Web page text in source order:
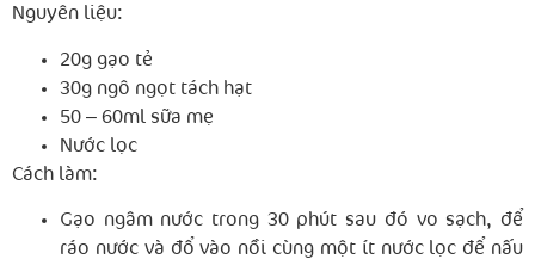
Nguyên liệu:
20g gạo tẻ
30g ngô ngọt tách hạt
50 – 60ml sữa mẹ
Nước lọc
Cách làm:
Gạo ngâm nước trong 30 phút sau đó vo sạch, để
ráo nước và đổ vào nồi cùng một ít nước lọc để nấu